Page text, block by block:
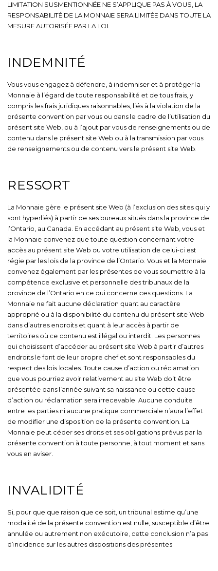
LIMITATION SUSMENTIONNÉE NE S’APPLIQUE PAS À VOUS, LA
RESPONSABILITÉ DE LA MONNAIE SERA LIMITÉE DANS TOUTE LA
MESURE AUTORISÉE PAR LA LOI.
INDEMNITÉ
Vous vous engagez à défendre, à indemniser et à protéger la
Monnaie à l’égard de toute responsabilité et de tous frais, y
compris les frais juridiques raisonnables, liés à la violation de la
présente convention par vous ou dans le cadre de l’utilisation du
présent site Web, ou à l’ajout par vous de renseignements ou de
contenu dans le présent site Web ou à la transmission par vous
de renseignements ou de contenu vers le présent site Web.
RESSORT
La Monnaie gère le présent site Web (à l’exclusion des sites qui y
sont hyperliés) à partir de ses bureaux situés dans la province de
l’Ontario, au Canada. En accédant au présent site Web, vous et
la Monnaie convenez que toute question concernant votre
accès au présent site Web ou votre utilisation de celui-ci est
régie par les lois de la province de l’Ontario. Vous et la Monnaie
convenez également par les présentes de vous soumettre à la
compétence exclusive et personnelle des tribunaux de la
province de l’Ontario en ce qui concerne ces questions. La
Monnaie ne fait aucune déclaration quant au caractère
approprié ou à la disponibilité du contenu du présent site Web
dans d’autres endroits et quant à leur accès à partir de
territoires où ce contenu est illégal ou interdit. Les personnes
qui choisissent d’accéder au présent site Web à partir d’autres
endroits le font de leur propre chef et sont responsables du
respect des lois locales. Toute cause d’action ou réclamation
que vous pourriez avoir relativement au site Web doit être
présentée dans l’année suivant sa naissance ou cette cause
d’action ou réclamation sera irrecevable. Aucune conduite
entre les parties ni aucune pratique commerciale n’aura l’effet
de modifier une disposition de la présente convention. La
Monnaie peut céder ses droits et ses obligations prévus par la
présente convention à toute personne, à tout moment et sans
vous en aviser.
INVALIDITÉ
Si, pour quelque raison que ce soit, un tribunal estime qu’une
modalité de la présente convention est nulle, susceptible d’être
annulée ou autrement non exécutoire, cette conclusion n’a pas
d’incidence sur les autres dispositions des présentes.